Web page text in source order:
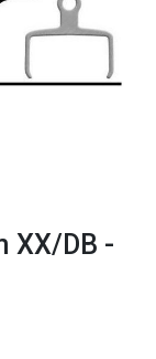
XX/DB -